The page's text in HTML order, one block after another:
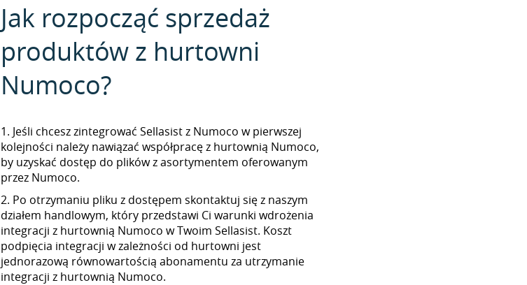
Jak rozpocząć sprzedaż
produktów z hurtowni
Numoco?
1. Jeśli chcesz zintegrować Sellasist z Numoco w pierwszej
kolejności należy nawiązać współpracę z hurtownią Numoco,
by uzyskać dostęp do plików z asortymentem oferowanym
przez Numoco.
2. Po otrzymaniu pliku z dostępem skontaktuj się z naszym
działem handlowym, który przedstawi Ci warunki wdrożenia
integracji z hurtownią Numoco w Twoim Sellasist. Koszt
podpięcia integracji w zależności od hurtowni jest
jednorazową równowartością abonamentu za utrzymanie
integracji z hurtownią Numoco.